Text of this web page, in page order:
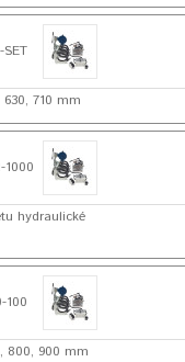
710 mm
1000
hydraulické
100
800, 900 mm